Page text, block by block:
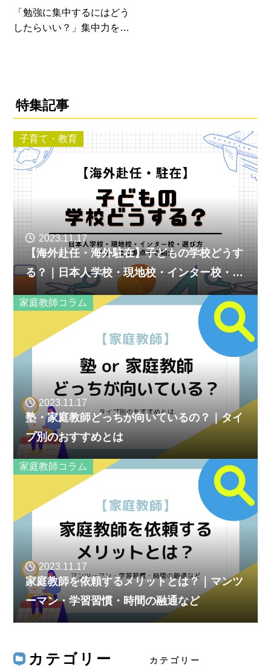
「勉強に集中するにはどう
したらいい？」集中力をア
特集記事
子育て・教育
2023.11.17
【海外赴任・海外駐在】子どもの学校どうす
る？｜日本人学校・現地校・インター校・選
び方、さまざまな観点でご紹介
家庭教師コラム
2023.11.17
塾・家庭教師どっちが向いているの？｜タイ
プ別のおすすめとは
家庭教師コラム
2023.11.17
家庭教師を依頼するメリットとは？｜マンツ
ーマン・学習習慣・時間の融通など
カテゴリー